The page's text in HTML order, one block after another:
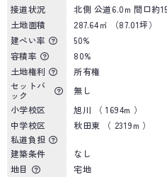
接道状況
北側 公道6.0m 間口約
土地面積
287.64㎡ （87.01坪）
建ぺい率
50%
容積率
80%
土地権利
所有権
セットバ
ック
無し
小学校区
旭川 （ 1694m ）
中学校区
秋田東 （ 2319m ）
私道負担
建築条件
なし
地目
宅地